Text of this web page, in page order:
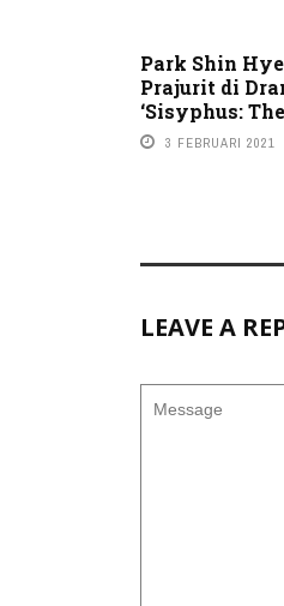
Park Shin
Prajurit di
‘Sisyphus:
3 FEBRUARI 2021
LEAVE A